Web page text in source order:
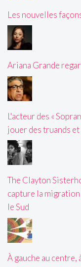
Les nouvelles
Ariana Grande
L'acteur des «
jouer des truands et
The Clayton
capture la
le Sud
À gauche au centre,